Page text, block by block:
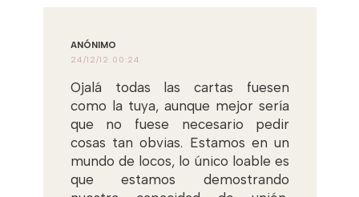
ANÓNIMO
24/12/12 00:24
Ojalá todas las cartas fuesen
como la tuya, aunque mejor sería
que no fuese necesario pedir
cosas tan obvias. Estamos en un
mundo de locos, lo único loable es
que estamos demostrando